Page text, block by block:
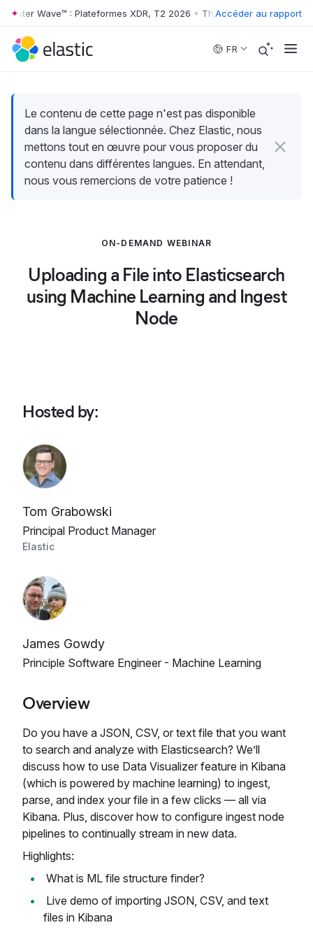
Skip to main content
Wave™ : Plateformes XDR, T2 2026 • The Forrester Wave™ :
Accéder au rapport
FR
Le contenu de cette page n'est pas disponible
dans la langue sélectionnée. Chez Elastic, nous
mettons tout en œuvre pour vous proposer du
contenu dans différentes langues. En attendant,
nous vous remercions de votre patience !
ON-DEMAND WEBINAR
Uploading a File into Elasticsearch
using Machine Learning and Ingest
Node
Hosted by:
Tom Grabowski
Principal Product Manager
Elastic
James Gowdy
Principle Software Engineer - Machine Learning
Overview
Do you have a JSON, CSV, or text file that you want
to search and analyze with Elasticsearch? We’ll
discuss how to use Data Visualizer feature in Kibana
(which is powered by machine learning) to ingest,
parse, and index your file in a few clicks — all via
Kibana. Plus, discover how to configure ingest node
pipelines to continually stream in new data.
Highlights:
What is ML file structure finder?
Live demo of importing JSON, CSV, and text
files in Kibana